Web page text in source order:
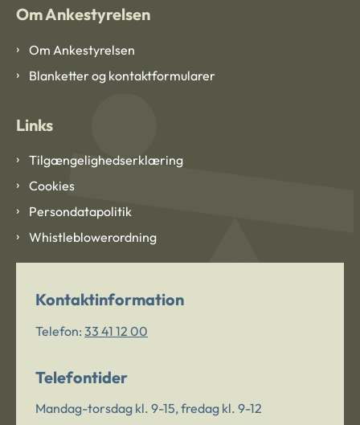
Om Ankestyrelsen
Om Ankestyrelsen
Blanketter og kontaktformularer
Links
Tilgængelighedserklæring
Cookies
Persondatapolitik
Whistleblowerordning
Kontaktinformation
Telefon: 33 41 12 00
Telefontider
Mandag-torsdag kl. 9-15, fredag kl. 9-12